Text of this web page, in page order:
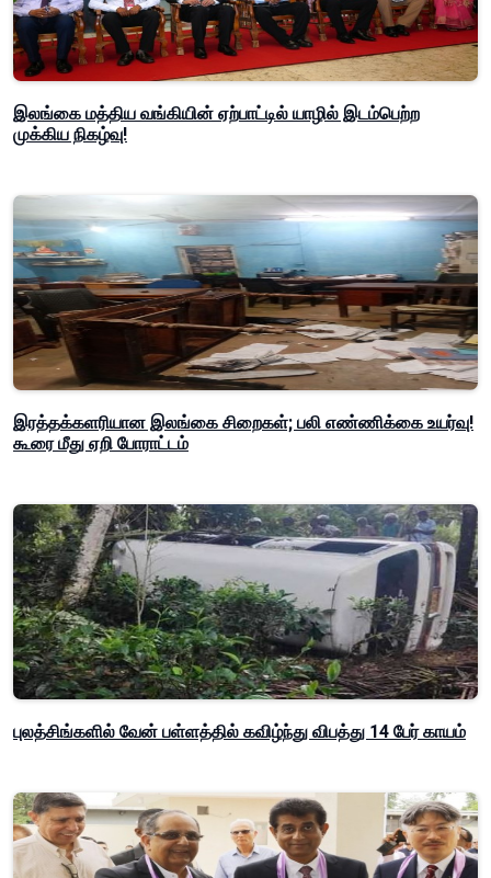
இலங்கை மத்திய வங்கியின் ஏற்பாட்டில் யாழில் இடம்பெற்ற
முக்கிய நிகழ்வு!
இரத்தக்களரியான இலங்கை சிறைகள்; பலி எண்ணிக்கை உயர்வு!
கூரை மீது ஏறி போராட்டம்
புலத்சிங்களில் வேன் பள்ளத்தில் கவிழ்ந்து விபத்து 14 பேர் காயம்